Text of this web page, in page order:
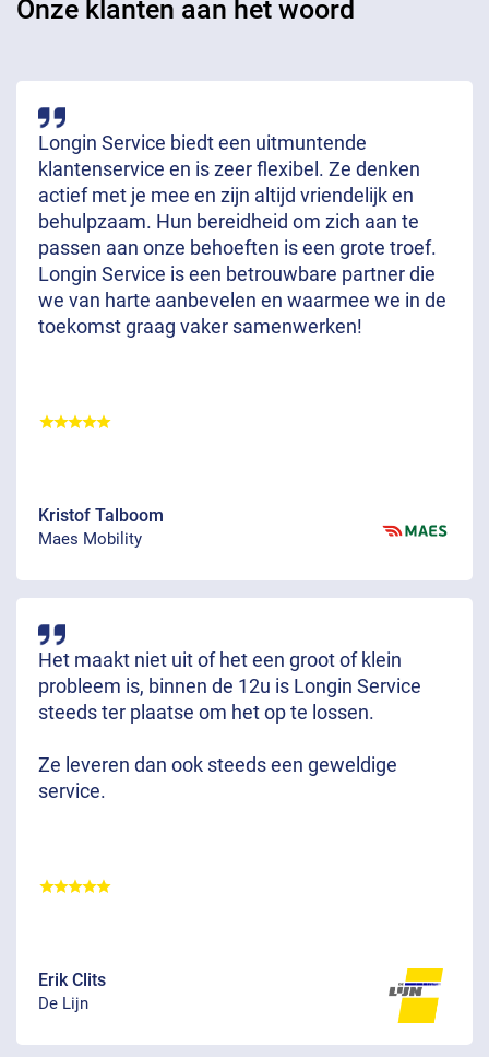
Onze klanten aan het woord
Longin Service biedt een uitmuntende
klantenservice en is zeer flexibel. Ze denken
actief met je mee en zijn altijd vriendelijk en
behulpzaam. Hun bereidheid om zich aan te
passen aan onze behoeften is een grote troef.
Longin Service is een betrouwbare partner die
we van harte aanbevelen en waarmee we in de
toekomst graag vaker samenwerken!
Kristof Talboom
Maes Mobility
Het maakt niet uit of het een groot of klein
probleem is, binnen de 12u is Longin Service
steeds ter plaatse om het op te lossen.
Ze leveren dan ook steeds een geweldige
service.
Erik Clits
De Lijn